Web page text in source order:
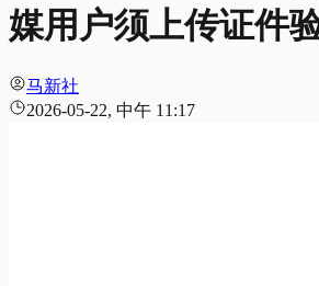
媒用户须上传证件
马新社
2026-05-22, 中午 11:17